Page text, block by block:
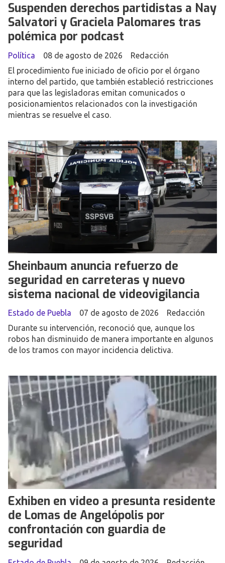
Suspenden derechos partidistas a Nay
Salvatori y Graciela Palomares tras
polémica por podcast
Redacción
Política
08 de agosto de 2026
El procedimiento fue iniciado de oficio por el órgano
interno del partido, que también estableció restricciones
para que las legisladoras emitan comunicados o
posicionamientos relacionados con la investigación
mientras se resuelve el caso.
Sheinbaum anuncia refuerzo de
seguridad en carreteras y nuevo
sistema nacional de videovigilancia
Redacción
Estado de Puebla
07 de agosto de 2026
Durante su intervención, reconoció que, aunque los
robos han disminuido de manera importante en algunos
de los tramos con mayor incidencia delictiva.
Exhiben en video a presunta residente
de Lomas de Angelópolis por
confrontación con guardia de
seguridad